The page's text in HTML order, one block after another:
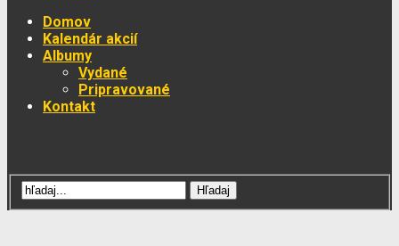
Domov
Kalendár akcií
Albumy
Vydané
Pripravované
Kontakt